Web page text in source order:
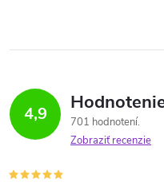
4,9
701 hodnotení
Zobraziť recenzie